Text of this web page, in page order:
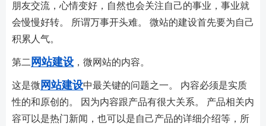
朋友交流，心情变好，自然也会关注自己的事业，事业就
会慢慢好转。 所谓万事开头难。 微站的建设首先要为自己
积累人气。
第二 网站建设 ，微网站的内容。
这是微 网站建设中最关键的问题之一。 内容必须是实质
性的和原创的。 因为内容跟产品有很大关系。 产品相关内
容可以是热门新闻，也可以是自己产品的详细介绍等，所